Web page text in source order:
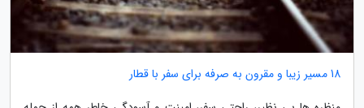
18 مسیر زیبا و مقرون به صرفه برای سفر با قطار